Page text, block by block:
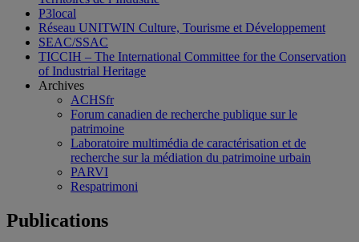
P3local
Réseau UNITWIN Culture, Tourisme et Développement
SEAC/SSAC
TICCIH – The International Committee for the Conservation
of Industrial Heritage
Archives
ACHSfr
Forum canadien de recherche publique sur le
patrimoine
Laboratoire multimédia de caractérisation et de
recherche sur la médiation du patrimoine urbain
PARVI
Respatrimoni
Publications